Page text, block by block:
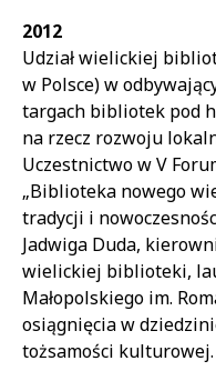
2012
Udział wielickiej
w Polsce) w
targach bibliotek pod
na rzecz rozwoju
Uczestnictwo w V
„Biblioteka nowego
tradycji i
Jadwiga Duda,
wielickiej biblioteki,
Małopolskiego im.
osiągnięcia w
tożsamości kulturowej.